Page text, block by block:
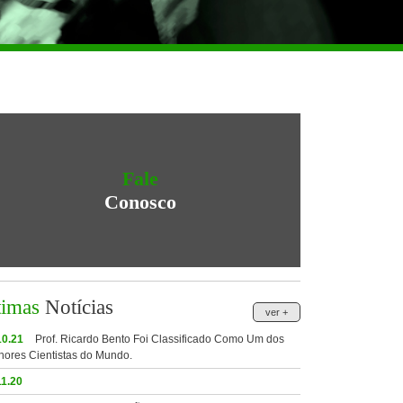
Fale
Conosco
ver +
Notícias
Prof. Ricardo Bento Foi Classificado Como Um dos
Cientistas do Mundo.